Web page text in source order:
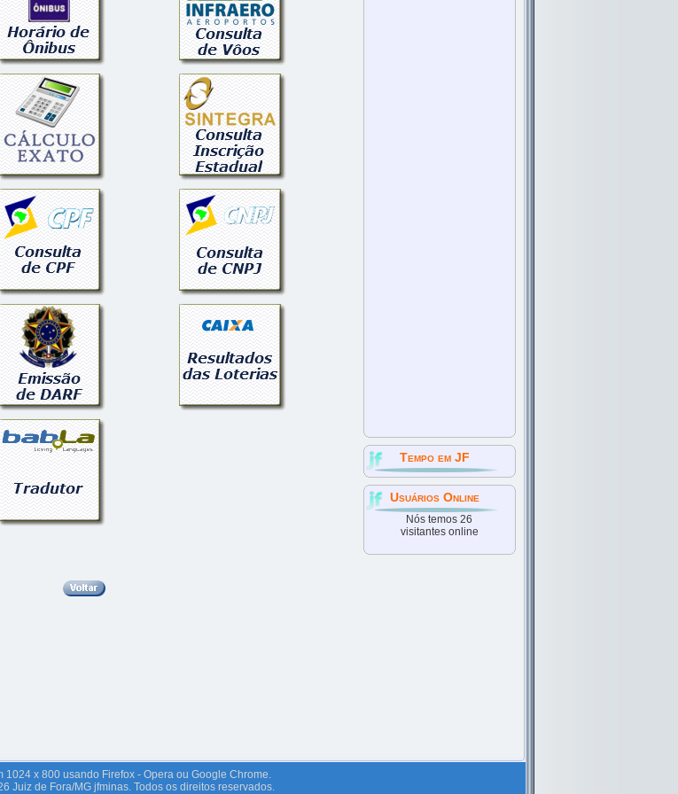
Tempo em JF
Usuários Online
Nós temos 26
visitantes online
1024 x 800 usando Firefox - Opera ou Google Chrome.
Juiz de Fora/MG jfminas. Todos os direitos reservados.